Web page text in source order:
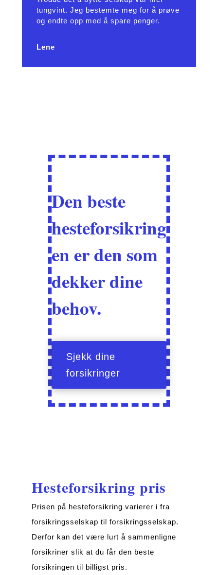
tungvint. Jeg bestemte meg for å prøve
og endte opp med å spare penger.
Lene
Den beste
hesteforsikring
en er den som
dekker dine
behov.
Sjekk dine
forsikringer
Hesteforsikring pris
Prisen på hesteforsikring varierer i fra
forsikringsselskap til forsikringsselskap.
Derfor kan det være lurt å sammenligne
forsikriner slik at du får den beste
forsikringen til billigst pris.